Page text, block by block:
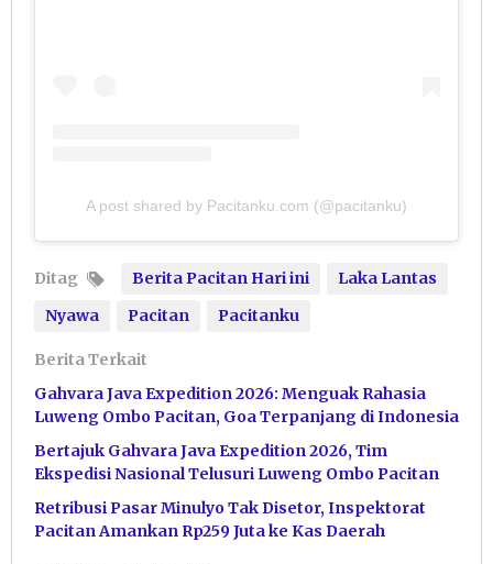
A post shared by Pacitanku.com (@pacitanku)
Ditag Berita Pacitan Hari ini
Laka Lantas
Nyawa
Pacitan Pacitanku
Berita Terkait
Gahvara Java Expedition 2026: Menguak Rahasia
Luweng Ombo Pacitan, Goa Terpanjang di Indonesia
Bertajuk Gahvara Java Expedition 2026, Tim
Ekspedisi Nasional Telusuri Luweng Ombo Pacitan
Retribusi Pasar Minulyo Tak Disetor, Inspektorat
Pacitan Amankan Rp259 Juta ke Kas Daerah